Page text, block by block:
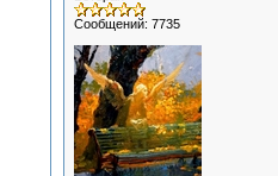
Сообщений: 7735